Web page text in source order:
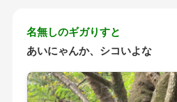
名無しのギガりすと
あいにゃんか、シコいよな